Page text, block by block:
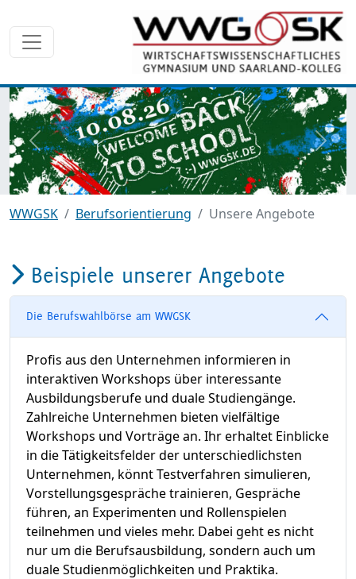
zurück
WWGSK Berufsorientierung Unsere Angebote
Beispiele unserer Angebote
Die Berufswahlbörse am WWGSK
Profis aus den Unternehmen informieren in
interaktiven Workshops über interessante
Ausbildungsberufe und duale Studiengänge.
Zahlreiche Unternehmen bieten vielfältige
Workshops und Vorträge an. Ihr erhaltet Einblicke
in die Tätigkeitsfelder der unterschiedlichsten
Unternehmen, könnt Testverfahren simulieren,
Vorstellungsgespräche trainieren, Gespräche
führen, an Experimenten und Rollenspielen
teilnehmen und vieles mehr. Dabei geht es nicht
nur um die Berufsausbildung, sondern auch um
duale Studienmöglichkeiten und Praktika.